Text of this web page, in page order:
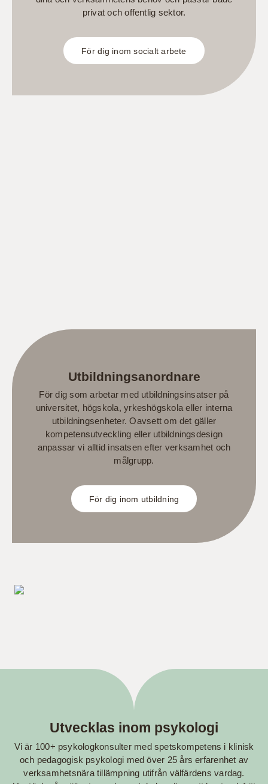
privat och offentlig sektor.
För dig inom socialt arbete
Utbildningsanordnare
För dig som arbetar med utbildningsinsatser på
universitet, högskola, yrkeshögskola eller interna
utbildningsenheter. Oavsett om det gäller
kompetensutveckling eller utbildningsdesign
anpassar vi alltid insatsen efter verksamhet och
målgrupp.
För dig inom utbildning
Utvecklas inom psykologi
Vi är 100+ psykologkonsulter med spetskompetens i klinisk
och pedagogisk psykologi med över 25 års erfarenhet av
verksamhetsnära tillämpning utifrån välfärdens vardag.